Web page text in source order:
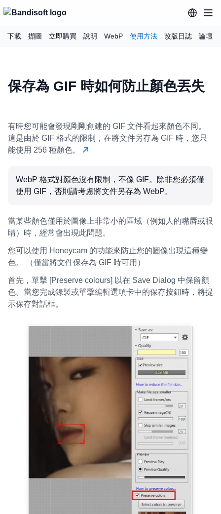
下載 擷圖 立即購買 說明 WebP 使用方法 改版日誌 論壇
保存為 GIF 時如何防止顏色丟失
有時您可能會發現剛剛創建的 GIF 文件看起來顏色不同。
這是由於 GIF 格式的限制，在將文件另存為 GIF 時，您只
能使用 256 種顏色。
WebP 格式對顏色沒有限制，不像 GIF。除非您必須僅
使用 GIF，否則請考慮將文件另存為 WebP。
當某些顏色僅用於圖像上非常小的區域（例如人的嘴唇或眼
睛）時，經常會出現此問題。
您可以使用 Honeycam 的功能來防止您的圖像出現這種變
色。 （僅當將文件保存為 GIF 時可用）
首先，單擊 [Preserve colours] 以在 Save Dialog 中保留顏
色。當您完成錄製或單擊編輯選項卡中的保存按鈕時，將提
示保存對話框。